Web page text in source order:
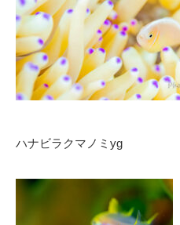
ハナビラクマノミyg